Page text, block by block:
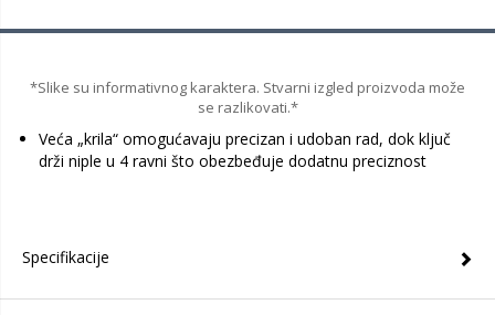
*Slike su informativnog karaktera. Stvarni izgled proizvoda može
se razlikovati.*
Veća „krila“ omogućavaju precizan i udoban rad, dok ključ
drži niple u 4 ravni što obezbeđuje dodatnu preciznost
Specifikacije